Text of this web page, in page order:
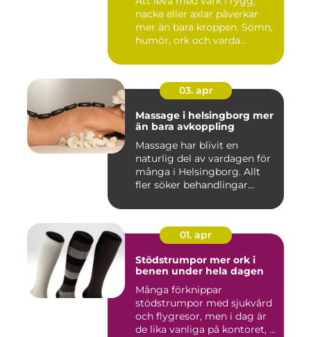
nacke eller axlar påverkar
mer än bara kroppen. Sömn,
humör, ork och varda...
03. apr
Massage i helsingborg mer
än bara avkoppling
Massage har blivit en
naturlig del av vardagen för
många i Helsingborg. Allt
fler söker behandlingar...
01. apr
Stödstrumpor mer ork i
benen under hela dagen
Många förknippar
stödstrumpor med sjukvård
och flygresor, men i dag är
de lika vanliga på kontoret, ...